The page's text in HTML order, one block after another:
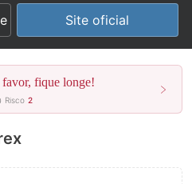
Site oficial
fique longe!
Risco 2